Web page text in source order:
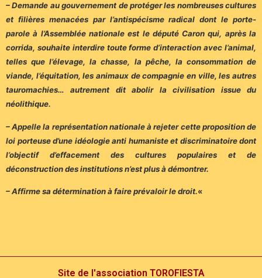
– Demande au gouvernement de protéger les nombreuses cultures
et filières menacées par l’antispécisme radical dont le porte-
parole à l’Assemblée nationale est le député Caron qui, après la
corrida, souhaite interdire toute forme d’interaction avec l’animal,
telles que l’élevage, la chasse, la pêche, la consommation de
viande, l’équitation, les animaux de compagnie en ville, les autres
tauromachies… autrement dit abolir la civilisation issue du
néolithique.
– Appelle la représentation nationale à rejeter cette proposition de
loi porteuse d’une idéologie anti humaniste et discriminatoire dont
l’objectif d’effacement des cultures populaires et de
déconstruction des institutions n’est plus à démontrer.
– Affirme sa détermination à faire prévaloir le droit.«
Site de l'association TOROFIESTA